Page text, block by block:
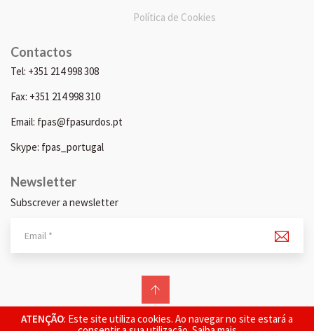
ATENÇÃO: Este site utiliza cookies. Ao navegar no site estará a
Política de Cookies
Contactos
Tel: +351 214 998 308
Fax: +351 214 998 310
Email: fpas@fpasurdos.pt
Skype: fpas_portugal
Newsletter
Subscrever a newsletter
© 2026 FPAS. Todos os direitos reservados.